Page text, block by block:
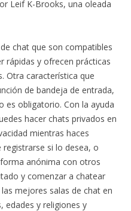
Leif K-Brooks, una oleada
chat que son compatibles
rápidas y ofrecen prácticas
Otra característica que
de bandeja de entrada,
es obligatorio. Con la ayuda
hacer chats privados en
mientras haces
si lo desea, o
anónima con otros
y comenzar a chatear
mejores salas de chat en
edades y religiones y